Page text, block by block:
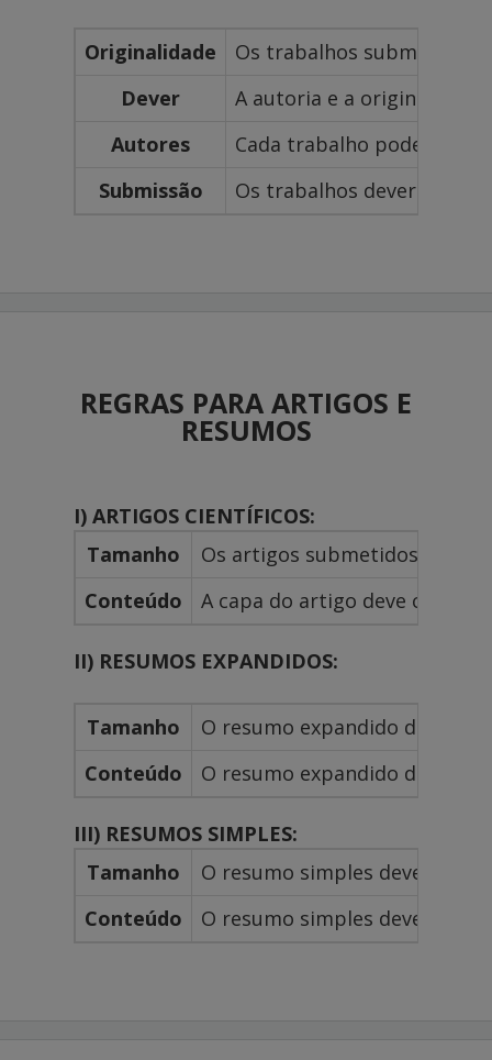
Originalidade
Os trabalhos submetidos
Dever
A autoria e a
Autores
Cada trabalho poderá ter
Submissão
Os trabalhos deverão ser
REGRAS PARA ARTIGOS E
RESUMOS
I) ARTIGOS CIENTÍFICOS:
Tamanho
Os artigos submetidos
Conteúdo
A capa do artigo deve conter
II) RESUMOS EXPANDIDOS:
Tamanho
O resumo expandido deve
Conteúdo
O resumo expandido deve
III) RESUMOS SIMPLES:
Tamanho
O resumo simples deve ter
Conteúdo
O resumo simples deve